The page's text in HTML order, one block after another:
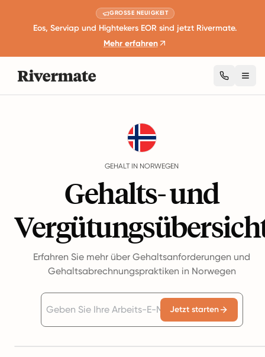
GROSSE NEUIGKEIT
Eos, Serviap und Hightekers EOR sind jetzt Rivermate.
Mehr erfahren
GEHALT IN NORWEGEN
Gehalts- und
Erfahren Sie mehr über Gehaltsanforderungen und
Gehaltsabrechnungspraktiken in Norwegen
Jetzt starten